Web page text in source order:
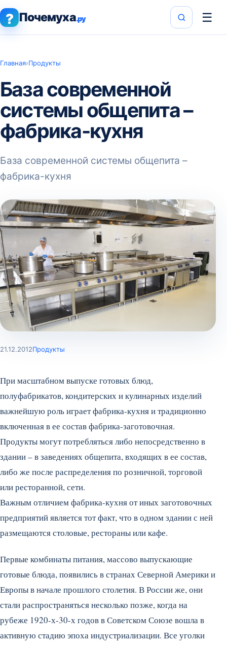
? Почемуха.ру ☰
Главная›Продукты
База современной
системы общепита –
фабрика-кухня
База современной системы общепита –
фабрика-кухня
21.12.2012Продукты
При масштабном выпуске готовых блюд,
полуфабрикатов, кондитерских и кулинарных изделий
важнейшую роль играет фабрика-кухня и традиционно
включенная в ее состав фабрика-заготовочная.
Продукты могут потребляться либо непосредственно в
здании – в заведениях общепита, входящих в ее состав,
либо же после распределения по розничной, торговой
или ресторанной, сети.
Важным отличием фабрика-кухня от иных заготовочных
предприятий является тот факт, что в одном здании с ней
размещаются столовые, рестораны или кафе.
Первые комбинаты питания, массово выпускающие
готовые блюда, появились в странах Северной Америки и
Европы в начале прошлого столетия. В России же, они
стали распространяться несколько позже, когда на
рубеже 1920-х-30-х годов в Советском Союзе вошла в
активную стадию эпоха индустриализации. Все уголки